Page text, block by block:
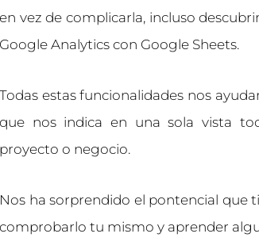
en vez de complicarla, incluso
Google Analytics con Google Sheets.
Todas estas funcionalidades nos
que nos indica en una sola vista
proyecto o negocio.
Nos ha sorprendido el pontencial que
comprobarlo tu mismo y aprender